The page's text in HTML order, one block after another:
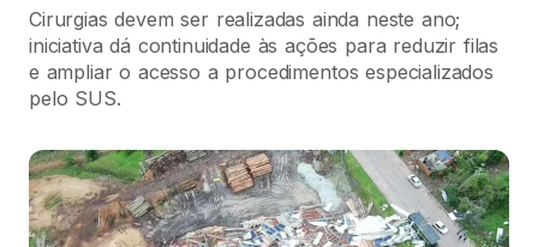
Cirurgias devem ser realizadas ainda neste ano;
iniciativa dá continuidade às ações para reduzir filas
e ampliar o acesso a procedimentos especializados
pelo SUS.